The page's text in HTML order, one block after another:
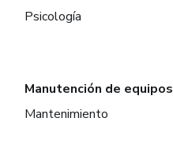
Psicología
Manutención de equipos
Mantenimiento